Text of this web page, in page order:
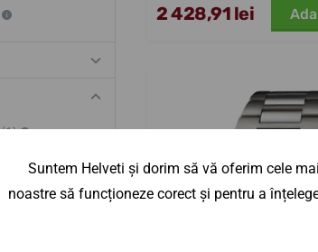
(1)
2 428,91 lei
Suntem Helveti și dorim să vă oferim cele
noastre să funcționeze corect și pentru a